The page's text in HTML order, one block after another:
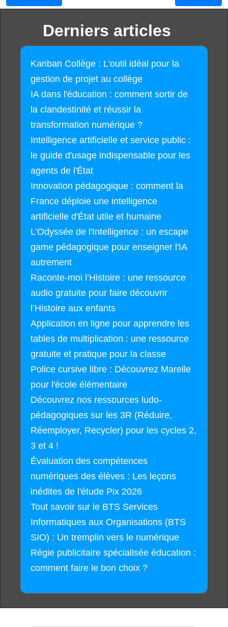
Derniers articles
Kanban Collège : L'outil idéal pour la
gestion de projet au collège
IA dans l'éducation : comment sortir de
la clandestinité et réussir la
transformation numérique ?
Intelligence artificielle et service public :
le guide d'usage indispensable pour les
agents de l'État
Innovation pédagogique : comment la
France déploie une intelligence
artificielle d'État utile et humaine
L'Odyssée de l'Intelligence : un escape
game pédagogique pour enseigner l'IA
autrement
Raconte-moi l’Histoire : une ressource
audio gratuite pour faire découvrir
l’Histoire aux enfants
Application en ligne pour apprendre les
tables de multiplication : une ressource
gratuite et pratique pour la classe
Police cursive libre : Découvrez Marelle
pour l'école élémentaire
Découvrez nos ressources ludo-
pédagogiques sur les 3R (Réduire,
Réemployer, Recycler) pour les cycles 2,
3 et 4 !
Évaluation des compétences
numériques des élèves : Les leçons
inédites de l'étude Pix 2026
Tout savoir sur le BTS Services
Informatiques aux Organisations (BTS
SIO) : Un tremplin vers le numérique
Régie publicitaire spécialisée éducation :
comment faire le bon choix ?